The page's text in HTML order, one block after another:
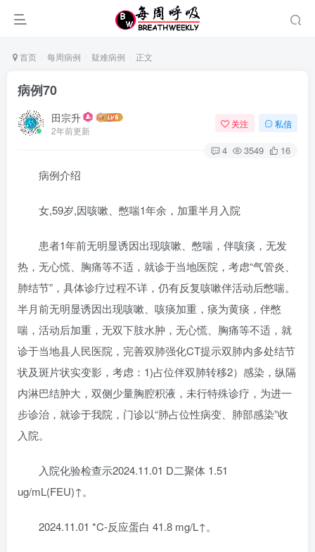
首页 每周病例 疑难病例 正文
病例70
田宗升
2年前更新
关注 私信
4 3549 16
病例介绍
女,59岁,因咳嗽、憋喘1年余，加重半月入院
患者1年前无明显诱因出现咳嗽、憋喘，伴咳痰，无发
热，无心慌、胸痛等不适，就诊于当地医院，考虑“气管炎、
肺结节”，具体诊疗过程不详，仍有反复咳嗽伴活动后憋喘。
半月前无明显诱因出现咳嗽、咳痰加重，痰为黄痰，伴憋
喘，活动后加重，无双下肢水肿，无心慌、胸痛等不适，就
诊于当地县人民医院，完善双肺强化CT提示双肺内多处结节
状及斑片状实变影，考虑：1)占位伴双肺转移2）感染，纵隔
内淋巴结肿大，双侧少量胸腔积液，未行特殊诊疗，为进一
步诊治，就诊于我院，门诊以“肺占位性病变、肺部感染”收
入院。
入院化验检查示2024.11.01 D二聚体 1.51
ug/mL(FEU)↑。
2024.11.01 *C-反应蛋白 41.8 mg/L↑。